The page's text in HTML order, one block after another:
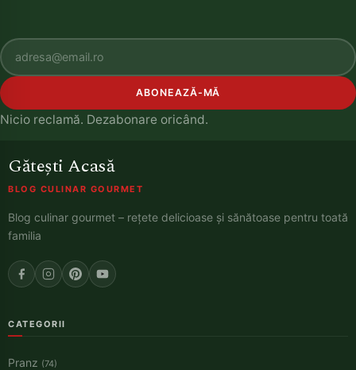
ABONEAZĂ-MĂ
Nicio reclamă. Dezabonare oricând.
Gătești Acasă
BLOG CULINAR GOURMET
Blog culinar gourmet – rețete delicioase și sănătoase pentru toată
familia
CATEGORII
Pranz (74)